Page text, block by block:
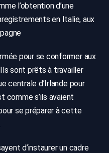
l’obtention d’une
en Italie, aux
pour se conformer aux
sont prêts à travailler
centrale d’Irlande pour
comme s’ils avaient
se préparer à cette
d’instaurer un cadre